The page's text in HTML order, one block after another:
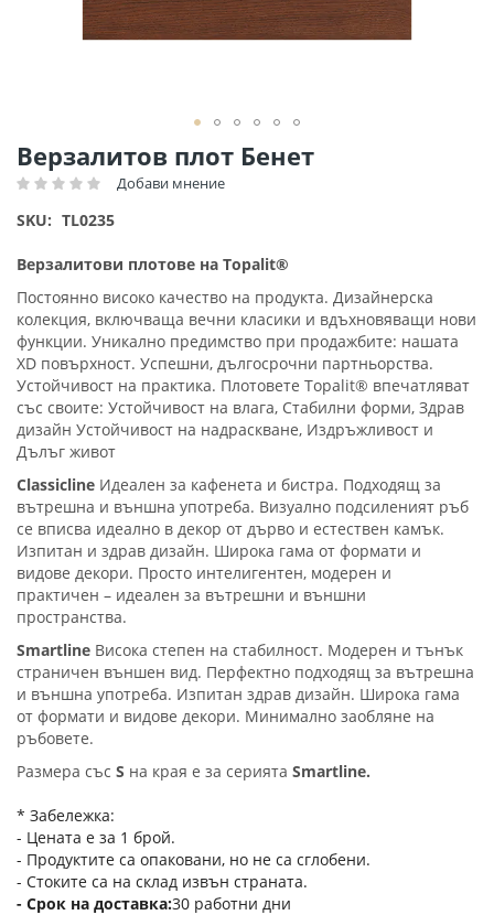
Верзалитов плот Бенет
Рейтинг: Добави мнение
SKU TL0235
Верзалитови плотове на Topalit®
Постоянно високо качество на продукта. Дизайнерска
колекция, включваща вечни класики и вдъхновяващи нови
функции. Уникално предимство при продажбите: нашата
XD повърхност. Успешни, дългосрочни партньорства.
Устойчивост на практика. Плотовете Topalit® впечатляват
със своите: Устойчивост на влага, Стабилни форми, Здрав
дизайн Устойчивост на надраскване, Издръжливост и
Дълъг живот
Classicline Идеален за кафенета и бистра. Подходящ за
вътрешна и външна употреба. Визуално подсиленият ръб
се вписва идеално в декор от дърво и естествен камък.
Изпитан и здрав дизайн. Широка гама от формати и
видове декори. Просто интелигентен, модерен и
практичен – идеален за вътрешни и външни
пространства.
Smartline Висока степен на стабилност. Модерен и тънък
страничен външен вид. Перфектно подходящ за вътрешна
и външна употреба. Изпитан здрав дизайн. Широка гама
от формати и видове декори. Минимално заобляне на
ръбовете.
Размера със S на края е за серията Smartline.
* Забележка:
- Цената е за 1 брой.
- Продуктите са опаковани, но не са сглобени.
- Стоките са на склад извън страната.
Срок на доставка 30 работни дни
Преминете
към
началото
на
със
снимки